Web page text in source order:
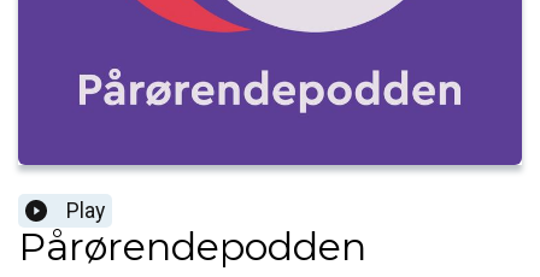
Play
Pårørendepodden